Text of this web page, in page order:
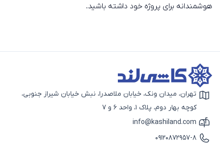
هوشمندانه برای پروژه خود داشته باشید.
آیکون نقشه
تهران، میدان ونک، خیابان ملاصدرا، نبش خیابان شیراز جنوبی،
کوچه بهار دوم، پلاک 1، واحد 6 و 7
آیکون ایمیل
info@kashiland.com
09120872957-8